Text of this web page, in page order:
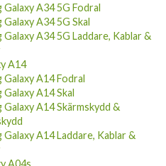
Galaxy A34 5G Fodral
Galaxy A34 5G Skal
Galaxy A34 5G Laddare, Kablar &
A14
Galaxy A14 Fodral
Galaxy A14 Skal
Galaxy A14 Skärmskydd &
Galaxy A14 Laddare, Kablar &
A04s